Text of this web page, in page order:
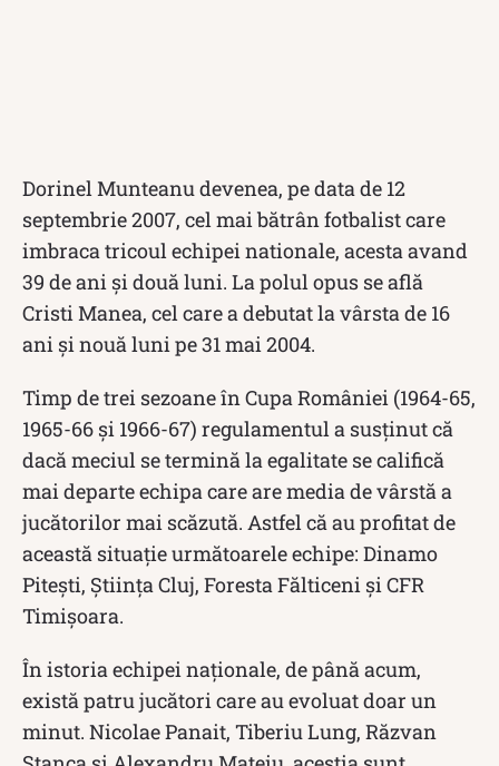
Dorinel Munteanu devenea, pe data de 12
septembrie 2007, cel mai bătrân fotbalist care
imbraca tricoul echipei nationale, acesta avand
39 de ani și două luni. La polul opus se află
Cristi Manea, cel care a debutat la vârsta de 16
ani și nouă luni pe 31 mai 2004.
Timp de trei sezoane în Cupa României (1964-65,
1965-66 și 1966-67) regulamentul a susținut că
dacă meciul se termină la egalitate se califică
mai departe echipa care are media de vârstă a
jucătorilor mai scăzută. Astfel că au profitat de
această situație următoarele echipe: Dinamo
Pitești, Știința Cluj, Foresta Fălticeni și CFR
Timișoara.
În istoria echipei naționale, de până acum,
există patru jucători care au evoluat doar un
minut. Nicolae Panait, Tiberiu Lung, Răzvan